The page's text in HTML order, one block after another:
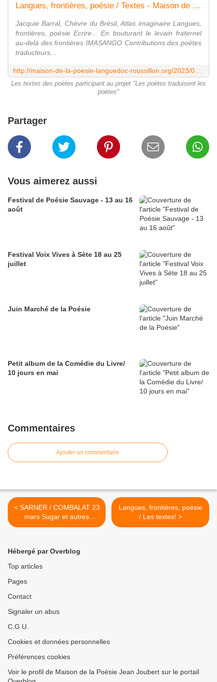
Langues, frontières, poésie / Textes - Maison de la Poésie Jean Joubert
Jacquie Barral, Chèvre du Brésil, Atlas imaginaire Langues,
frontières, poésie Ecrire... En bouturant le levain fraternel
au-delà des frontières IMASANGO Contributions des poètes
traducteurs...
Les textes des poètes participant au projet "Les poètes traduisent les
poètes"
Partager
Vous aimerez aussi
Festival de Poésie Sauvage - 13 au 16
août
Festival Voix Vives à Sète 18 au 25
juillet
Juin Marché de la Poésie
Petit album de la Comédie du Livre/
10 jours en mai
Commentaires
Ajouter un commentaire
< SARNER / COMBALAT 23
mars Sugar et autres
poèmes
Langues, frontières, poésie
/ Les textes! >
Hébergé par Overblog
Top articles
Pages
Contact
Signaler un abus
C.G.U.
Cookies et données personnelles
Préférences cookies
Voir le profil de Maison de la Poésie Jean Joubert sur le portail